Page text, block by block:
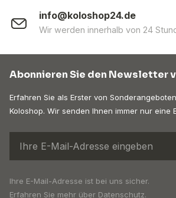
info@koloshop24.de
Wir werden innerhalb von 24
Abonnieren Sie den Newsletter
Erfahren Sie als Erster von
Koloshop. Wir senden Ihnen immer nur eine
Ihre E-Mail-Adresse ist bei uns sicher.
Erfahren Sie mehr über Datenschutz.